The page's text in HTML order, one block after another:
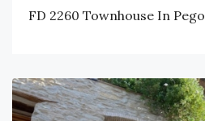
FD 2260 Townhouse In Pego